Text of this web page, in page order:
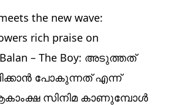
the new wave:
rich praise on
‘Balan – The Boy: അടുത്തത്
പോകുന്നത് എന്ന്
സിനിമ കാണുമ്പോൾ